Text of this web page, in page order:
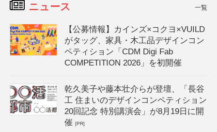
ニュース 一覧
【公募情報】カインズ×コクヨ×VUILD
がタッグ、家具・木工品デザインコン
ペティション「CDM Digi Fab
COMPETITION 2026」を初開催
乾久美子や藤本壮介らが登壇、「長谷
工 住まいのデザインコンペティション
20回記念 特別講演会」が8月19日に開
催[PR]